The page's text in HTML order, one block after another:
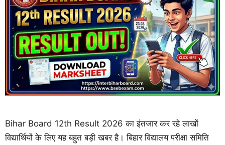
Bihar Board 12th Result 2026 का इंतजार कर रहे लाखों
विद्यार्थियों के लिए यह बहुत बड़ी खबर है। बिहार विद्यालय परीक्षा समिति